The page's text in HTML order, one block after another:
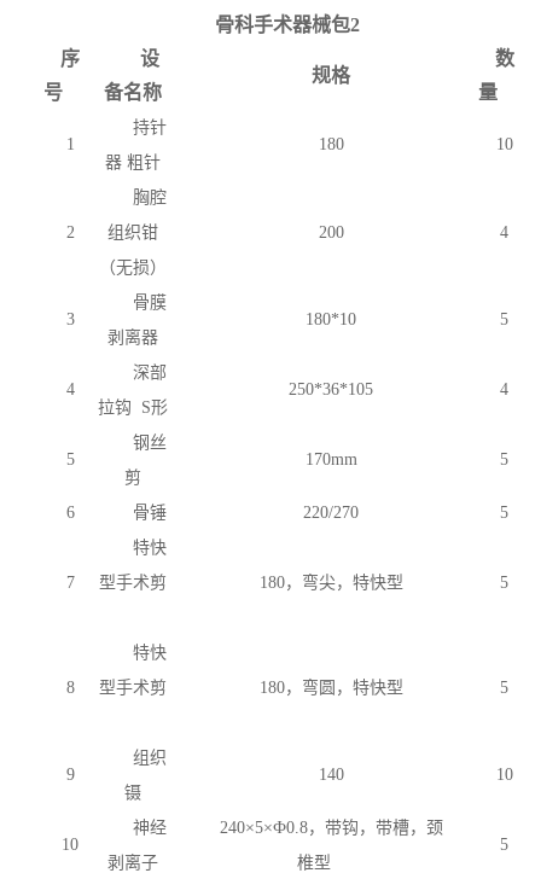
骨科手术器械包2
序
号
设
备名称
规格
数
量
1
持针
器 粗针
180 10
2
胸腔
组织钳
（无损）
200 4
3
骨膜
剥离器
180*10 5
4
深部
拉钩
S形
250*36*105 4
5
钢丝
剪
170mm 5
6 骨锤 220/270 5
7
特快
型手术剪
180，弯尖，特快型 5
8
特快
型手术剪
180，弯圆，特快型 5
9
组织
镊
140 10
10
神经
剥离子
240×5×Ф0.8，带钩，带槽，颈
椎型
5